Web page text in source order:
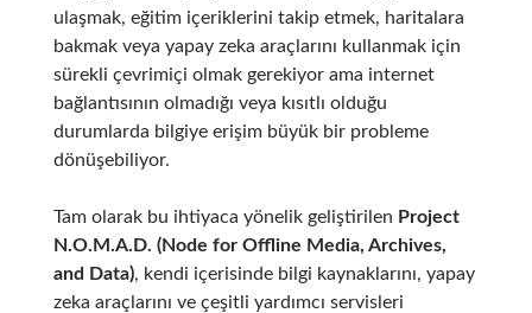
ulaşmak, eğitim içeriklerini takip etmek, haritalara
bakmak veya yapay zeka araçlarını kullanmak için
sürekli çevrimiçi olmak gerekiyor ama internet
bağlantısının olmadığı veya kısıtlı olduğu
durumlarda bilgiye erişim büyük bir probleme
dönüşebiliyor.
Tam olarak bu ihtiyaca yönelik geliştirilen Project
N.O.M.A.D. (Node for Offline Media, Archives,
and Data), kendi içerisinde bilgi kaynaklarını, yapay
zeka araçlarını ve çeşitli yardımcı servisleri